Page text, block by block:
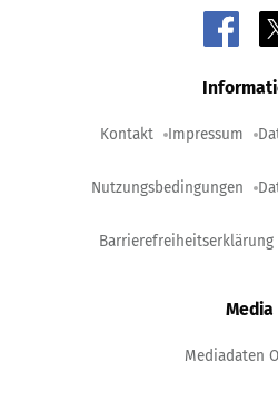
Kontakt Impressum
Nutzungsbedingungen
Barrierefreiheitserklärung
Media
Mediadaten